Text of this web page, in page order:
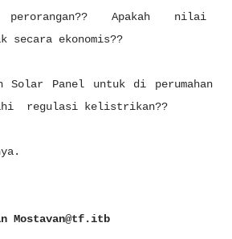
Apakah nilai
secara ekonomis??
Solar Panel untuk di perumahan
regulasi kelistrikan??
Mostavan@tf.itb